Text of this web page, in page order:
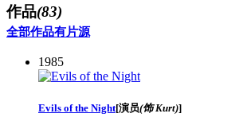
作品(83)
全部作品有片源
1985
Evils of the Night[演员(饰 Kurt)]